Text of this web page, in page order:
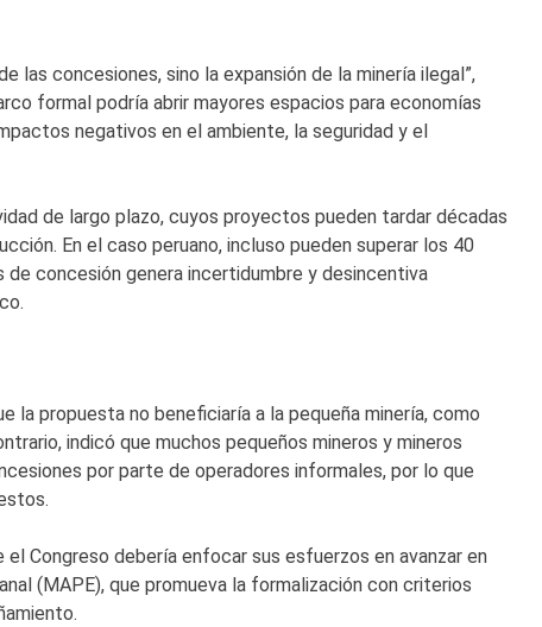
las concesiones, sino la expansión de la minería ilegal”,
formal podría abrir mayores espacios para economías
negativos en el ambiente, la seguridad y el
de largo plazo, cuyos proyectos pueden tardar décadas
En el caso peruano, incluso pueden superar los 40
concesión genera incertidumbre y desincentiva
la propuesta no beneficiaría a la pequeña minería, como
indicó que muchos pequeños mineros y mineros
por parte de operadores informales, por lo que
Congreso debería enfocar sus esfuerzos en avanzar en
(MAPE), que promueva la formalización con criterios